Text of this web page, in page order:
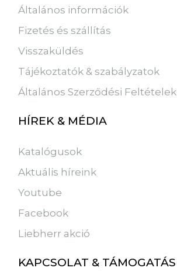
Általános információk
Fizetés és szállítás
Visszaküldés
Tájékoztatók & szabályzatok
Általános Szerződési Feltételek
HÍREK & MÉDIA
Katalógusok
Aktuális híreink
Youtube
Facebook
Liebherr akció
KAPCSOLAT & TÁMOGATÁS